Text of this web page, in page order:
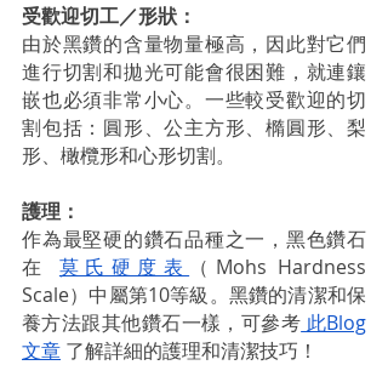
受歡迎切工／形狀：
由於黑鑽的含量物量極高，因此對它們
進行切割和拋光可能會很困難，就連鑲
嵌也必須非常小心。一些較受歡迎的切
割包括：圓形、公主方形、橢圓形、梨
形、橄欖形和心形切割。
護理：
作為最堅硬的鑽石品種之一，黑色鑽石
在 莫氏硬度表
（Mohs Hardness
Scale）中屬第10等級。黑鑽的清潔和保
養方法跟其他鑽石一樣，可參考 此Blog
文章 了解詳細的護理和清潔技巧！